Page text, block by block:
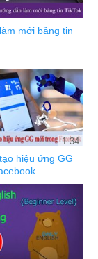
mới bảng tin
1:34
hiệu ứng GG